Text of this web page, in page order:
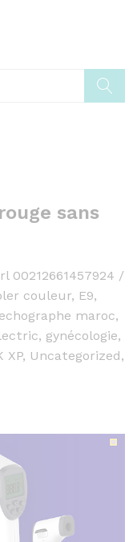
sans
00212661457924 /
couleur, E9,
echographe maroc,
, gynécologie,
XP, Uncategorized,